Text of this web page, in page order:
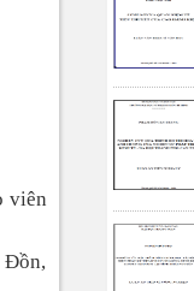
viên
Đồn,